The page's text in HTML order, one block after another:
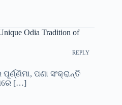
Odia Tradition of
REPLY
ପଣା ସଂକ୍ରାନ୍ତି
[…]